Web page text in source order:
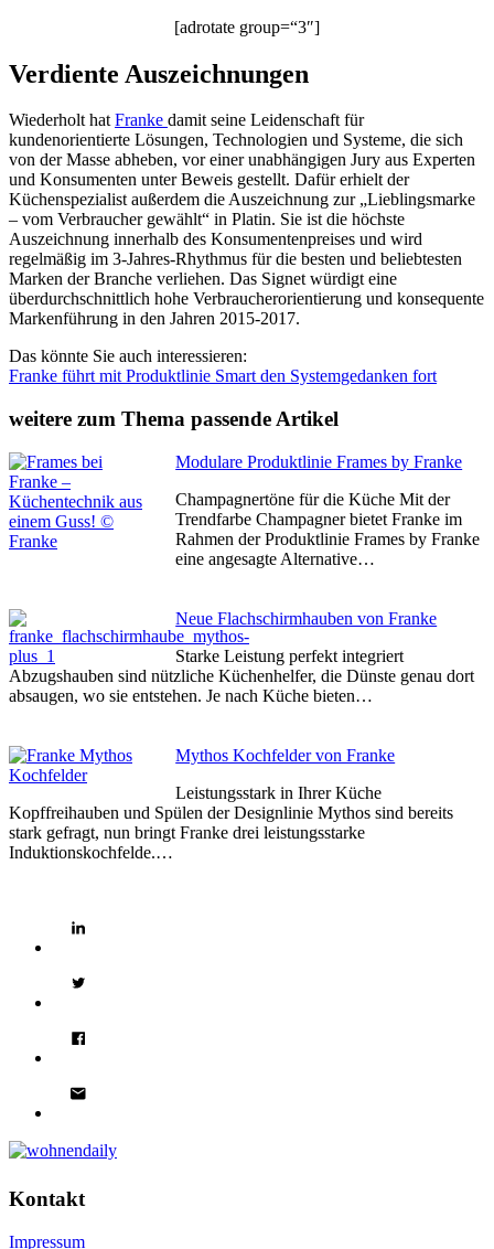
[adrotate group=“3″]
Verdiente Auszeichnungen
Wiederholt hatFranke damit seine Leidenschaft für
kundenorientierte Lösungen, Technologien und Systeme, die sich
von der Masse abheben, vor einer unabhängigen Jury aus Experten
und Konsumenten unter Beweis gestellt. Dafür erhielt der
Küchenspezialist außerdem die Auszeichnung zur „Lieblingsmarke
– vom Verbraucher gewählt“ in Platin. Sie ist die höchste
Auszeichnung innerhalb des Konsumentenpreises und wird
regelmäßig im 3-Jahres-Rhythmus für die besten und beliebtesten
Marken der Branche verliehen. Das Signet würdigt eine
überdurchschnittlich hohe Verbraucherorientierung und konsequente
Markenführung in den Jahren 2015-2017.
Das könnte Sie auch interessieren:
Franke führt mit Produktlinie Smart den Systemgedanken fort
weitere zum Thema passende Artikel
Modulare Produktlinie Frames by Franke
Champagnertöne für die Küche Mit der
Trendfarbe Champagner bietet Franke im
Rahmen der Produktlinie Frames by Franke
eine angesagte Alternative…
Neue Flachschirmhauben von Franke
Starke Leistung perfekt integriert
Abzugshauben sind nützliche Küchenhelfer, die Dünste genau dort
absaugen, wo sie entstehen. Je nach Küche bieten…
Mythos Kochfelder von Franke
Leistungsstark in Ihrer Küche
Kopffreihauben und Spülen der Designlinie Mythos sind bereits
stark gefragt, nun bringt Franke drei leistungsstarke
Induktionskochfelde.…
Kontakt
Impressum